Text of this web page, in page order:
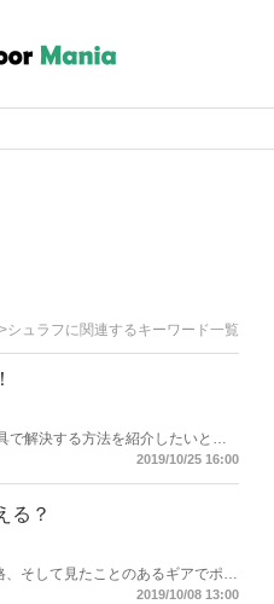
シュラフに関連するキーワード一覧
で解決する方法を紹介したいと思
2019/10/25 16:00
る？
そして見たことのあるギアでポチ
調べて判った事を紹介します。
2019/10/08 13:00